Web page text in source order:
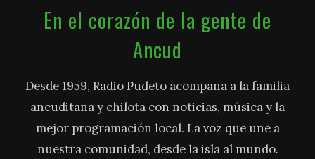
En el corazón de la gente de
Ancud
Desde 1959, Radio Pudeto acompaña a la familia
ancuditana y chilota con noticias, música y la
mejor programación local. La voz que une a
nuestra comunidad, desde la isla al mundo.